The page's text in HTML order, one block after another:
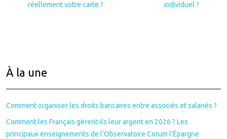
réellement votre carte ?
individuel ?
À la une
Comment organiser les droits bancaires entre associés et salariés ?
Comment les Français gèrent-ils leur argent en 2026 ? Les
principaux enseignements de l’Observatoire Corum l’Épargne